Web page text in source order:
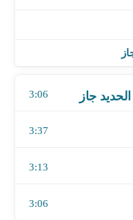
الحديد جاز
3:06
3:37
3:13
3:06